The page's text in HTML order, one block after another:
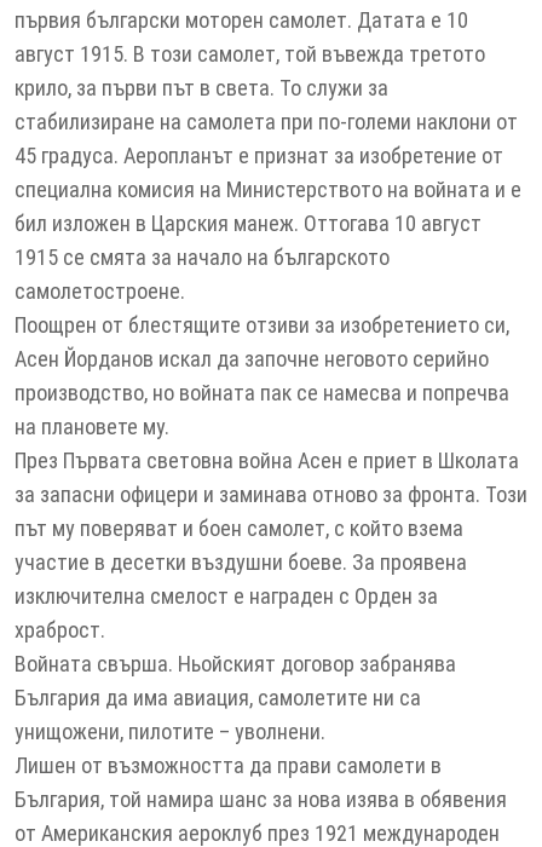
първия български моторен самолет. Датата е 10
август 1915. В този самолет, той въвежда третото
крило, за първи път в света. То служи за
стабилизиране на самолета при по-големи наклони от
45 градуса. Аеропланът е признат за изобретение от
специална комисия на Министерството на войната и е
бил изложен в Царския манеж. Оттогава 10 август
1915 се смята за начало на българското
самолетостроене.
Поощрен от блестящите отзиви за изобретението си,
Асен Йорданов искал да започне неговото серийно
производство, но войната пак се намесва и попречва
на плановете му.
През Първата световна война Асен е приет в Школата
за запасни офицери и заминава отново за фронта. Този
път му поверяват и боен самолет, с който взема
участие в десетки въздушни боеве. За проявена
изключителна смелост е награден с Орден за
храброст.
Войната свърша. Ньойският договор забранява
България да има авиация, самолетите ни са
унищожени, пилотите – уволнени.
Лишен от възможността да прави самолети в
България, той намира шанс за нова изява в обявения
от Американския аероклуб през 1921 международен